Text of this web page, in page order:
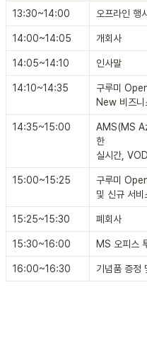
13:30~14:00 오프라인 행
14:00~14:05 개회사
14:05~14:10 인사말
14:10~14:35
구루미
New 비즈니
14:35~15:00
AMS(MS
한
실시간,
15:00~15:25
구루미
및 신규 서
15:25~15:30 폐회사
15:30~16:00 MS 오피스
16:00~16:30 기념품 증정